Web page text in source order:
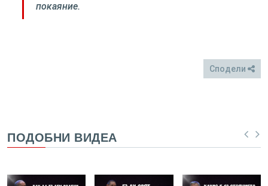
покаяние.
Сподели
ПОДОБНИ ВИДЕА